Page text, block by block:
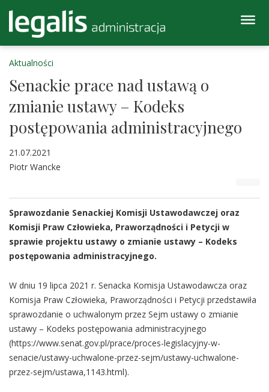
Aktualności
Senackie prace nad ustawą o
zmianie ustawy – Kodeks
postępowania administracyjnego
21.07.2021
Piotr Wancke
Sprawozdanie Senackiej Komisji Ustawodawczej oraz
Komisji Praw Człowieka, Praworządności i Petycji w
sprawie projektu ustawy o zmianie ustawy – Kodeks
postępowania administracyjnego.
W dniu 19 lipca 2021 r. Senacka Komisja Ustawodawcza oraz
Komisja Praw Człowieka, Praworządności i Petycji przedstawiła
sprawozdanie o uchwalonym przez Sejm ustawy o zmianie
ustawy – Kodeks postępowania administracyjnego
(https://www.senat.gov.pl/prace/proces-legislacyjny-w-
senacie/ustawy-uchwalone-przez-sejm/ustawy-uchwalone-
przez-sejm/ustawa,1143.html).